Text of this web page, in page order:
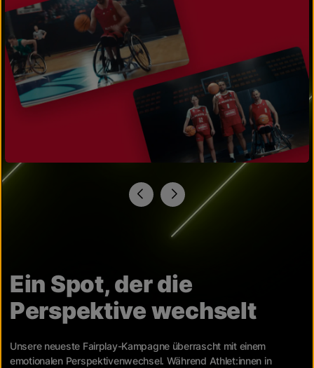
Ein Spot, der die
Perspektive wechselt
Unsere neueste Fairplay-Kampagne überrascht mit einem
emotionalen Perspektivenwechsel. Während Athlet:innen in